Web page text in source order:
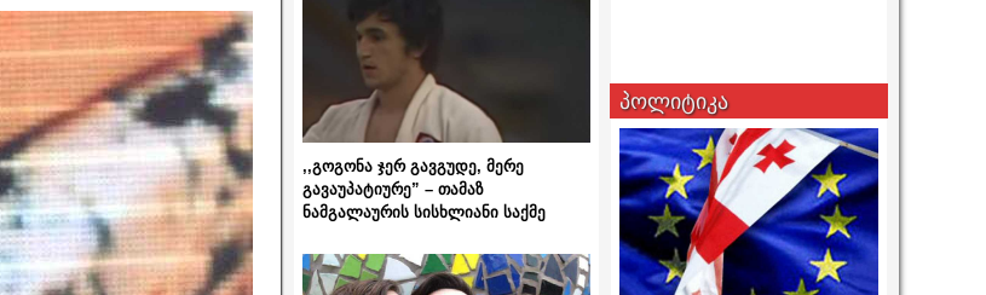
,,გოგონა ჯერ გავგუდე, მერე
გავაუპატიურე” – თამაზ
ნამგალაურის სისხლიანი საქმე
პოლიტიკა